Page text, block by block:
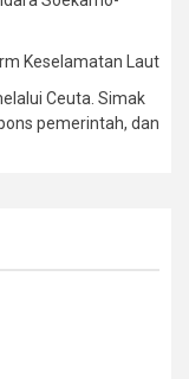
Keselamatan Laut
Ceuta. Simak
pemerintah, dan